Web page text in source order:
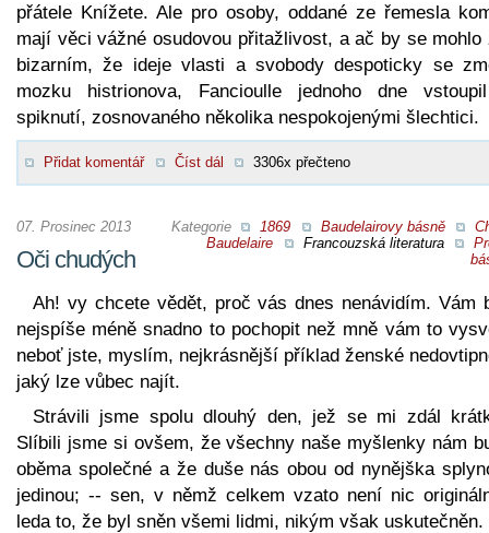
přátele Knížete. Ale pro osoby, oddané ze řemesla
mají věci vážné osudovou přitažlivost, a ač by se mohlo
bizarním, že ideje vlasti a svobody despoticky se
mozku histrionova, Fancioulle jednoho dne
spiknutí, zosnovaného několika nespokojenými šlechtici.
Přidat komentář Číst dál 3306x přečteno
Kategorie 1869 Baudelairovy básně
Baudelaire
Francouzská literatura
07. Prosinec 2013
Oči chudých
Ah! vy chcete vědět, proč vás dnes nenávidím. Vám
nejspíše méně snadno to pochopit než mně vám to
neboť jste, myslím, nejkrásnější příklad ženské
jaký lze vůbec najít.
Strávili jsme spolu dlouhý den, jež se mi zdál
Slíbili jsme si ovšem, že všechny naše myšlenky nám
oběma společné a že duše nás obou od nynějška
jedinou; -- sen, v němž celkem vzato není nic
leda to, že byl sněn všemi lidmi, nikým však uskutečněn.